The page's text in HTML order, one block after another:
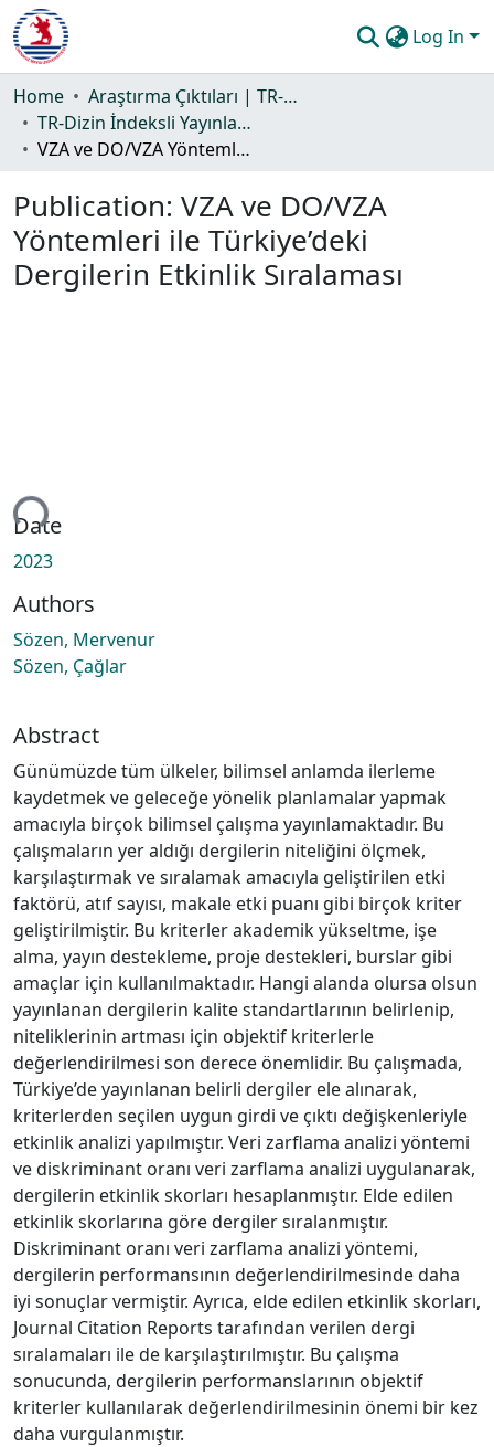
Log In
Communities & Collections
All of DSpace
Guide
Home
Araştırma Çıktıları | TR-Dizin | WoS | Scopus | PubMed
TR-Dizin İndeksli Yayınlar Koleksiyonu
VZA ve DO/VZA Yöntemleri ile Türkiye’deki Dergilerin Etkinlik Sıralaması
Publication: VZA ve DO/VZA
Yöntemleri ile Türkiye’deki
Dergilerin Etkinlik Sıralaması
Date
2023
Authors
Sözen, Mervenur
Sözen, Çağlar
Abstract
Günümüzde tüm ülkeler, bilimsel anlamda ilerleme
kaydetmek ve geleceğe yönelik planlamalar yapmak
amacıyla birçok bilimsel çalışma yayınlamaktadır. Bu
çalışmaların yer aldığı dergilerin niteliğini ölçmek,
karşılaştırmak ve sıralamak amacıyla geliştirilen etki
faktörü, atıf sayısı, makale etki puanı gibi birçok kriter
geliştirilmiştir. Bu kriterler akademik yükseltme, işe
alma, yayın destekleme, proje destekleri, burslar gibi
amaçlar için kullanılmaktadır. Hangi alanda olursa olsun
yayınlanan dergilerin kalite standartlarının belirlenip,
niteliklerinin artması için objektif kriterlerle
değerlendirilmesi son derece önemlidir. Bu çalışmada,
Türkiye’de yayınlanan belirli dergiler ele alınarak,
kriterlerden seçilen uygun girdi ve çıktı değişkenleriyle
etkinlik analizi yapılmıştır. Veri zarflama analizi yöntemi
ve diskriminant oranı veri zarflama analizi uygulanarak,
dergilerin etkinlik skorları hesaplanmıştır. Elde edilen
etkinlik skorlarına göre dergiler sıralanmıştır.
Diskriminant oranı veri zarflama analizi yöntemi,
dergilerin performansının değerlendirilmesinde daha
iyi sonuçlar vermiştir. Ayrıca, elde edilen etkinlik skorları,
Journal Citation Reports tarafından verilen dergi
sıralamaları ile de karşılaştırılmıştır. Bu çalışma
sonucunda, dergilerin performanslarının objektif
kriterler kullanılarak değerlendirilmesinin önemi bir kez
daha vurgulanmıştır.